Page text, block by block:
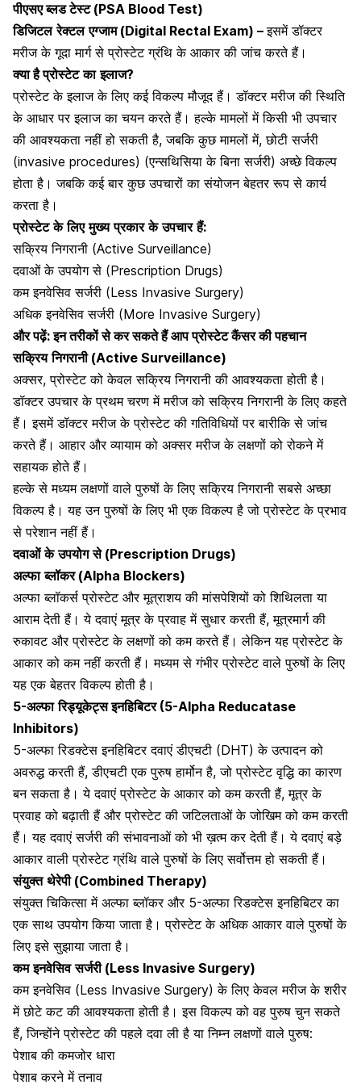
पीएसए ब्लड टेस्ट (PSA Blood Test)
डिजिटल रेक्टल एग्जाम(Digital Rectal Exam) –इसमें डॉक्टर
मरीज के गूदा मार्ग से प्रोस्टेट ग्रंथि के आकार की जांच करते हैं।
क्या है प्रोस्टेट का इलाज?
प्रोस्टेट के इलाज के लिए कई विकल्प मौजूद हैं। डॉक्टर मरीज की स्थिति
के आधार पर इलाज का चयन करते हैं। हल्के मामलों में किसी भी उपचार
की आवश्यकता नहीं हो सकती है,जबकि कुछ मामलों में,छोटी सर्जरी
(invasive procedures) (एन्सथिसिया के बिना सर्जरी) अच्छे विकल्प
होता है। जबकि कई बार कुछ उपचारों का संयोजन बेहतर रूप से कार्य
करता है।
प्रोस्टेट के लिए मुख्य प्रकार के उपचार हैं:
सक्रिय निगरानी (Active Surveillance)
दवाओं के उपयोग से (Prescription Drugs)
कम इनवेसिव सर्जरी (Less Invasive Surgery)
अधिक इनवेसिव सर्जरी (More Invasive Surgery)
और पढ़ें:इन तरीकों से कर सकते हैं आप प्रोस्टेट कैंसर की पहचान
सक्रिय निगरानी(Active Surveillance)
अक्सर,प्रोस्टेट को केवल सक्रिय निगरानी की आवश्यकता होती है।
डॉक्टर उपचार के प्रथम चरण में मरीज को सक्रिय निगरानी के लिए कहते
हैं। इसमें डॉक्टर मरीज के प्रोस्टेट की गतिविधियों पर बारीकि से जांच
करते हैं। आहार और व्यायामको अक्सर मरीज के लक्षणों को रोकने में
सहायक होते हैं।
हल्के से मध्यम लक्षणों वाले पुरुषों के लिए सक्रिय निगरानी सबसे अच्छा
विकल्प है। यह उन पुरुषों के लिए भी एक विकल्प है जो प्रोस्टेट के प्रभाव
से परेशान नहीं हैं।
दवाओं के उपयोग से(Prescription Drugs)
अल्फा ब्लॉकर(Alpha Blockers)
अल्फा ब्लॉकर्स प्रोस्टेट और मूत्राशय की मांसपेशियों को शिथिलता या
आराम देती हैं। ये दवाएं मूत्र के प्रवाह में सुधार करती हैं,मूत्रमार्ग की
रुकावट और प्रोस्टेट के लक्षणों को कम करते हैं। लेकिन यह प्रोस्टेट के
आकारको कम नहीं करती हैं। मध्यम से गंभीर प्रोस्टेट वाले पुरुषों के लिए
यह एक बेहतर विकल्प होती है।
5-अल्फा रिड्यूकेट्सइनहिबिटर(5-Alpha Reducatase
Inhibitors)
5-अल्फा रिडक्टेस इनहिबिटर दवाएं डीएचटी (DHT)के उत्पादन को
अवरुद्ध करती हैं,डीएचटी एक पुरुष हार्मोनहै, जो प्रोस्टेट वृद्धि का कारण
बन सकता है। ये दवाएं प्रोस्टेट के आकार को कम करती हैं,मूत्र के
प्रवाह को बढ़ाती हैं और प्रोस्टेट की जटिलताओं के जोखिम को कम करती
हैं। यह दवाएं सर्जरी की संभावनाओं को भी ख़त्म कर देती हैं।ये दवाएं बड़े
आकार वाली प्रोस्टेट ग्रंथि वाले पुरुषों के लिए सर्वोत्तम हो सकती हैं।
संयुक्त थेरेपी(Combined Therapy)
संयुक्त चिकित्सा में अल्फा ब्लॉकर और5-अल्फा रिडक्टेस इनहिबिटर का
एक साथ उपयोग किया जाता है। प्रोस्टेट के अधिक आकार वाले पुरुषों के
लिए इसे सुझाया जाता है।
कम इनवेसिव सर्जरी(Less Invasive Surgery)
कम इनवेसिव (Less Invasive Surgery)के लिए केवल मरीज के शरीर
में छोटे कट की आवश्यकता होती है। इस विकल्प को वह पुरुष चुन सकते
हैं,जिन्होंने प्रोस्टेट की पहले दवा ली है या निम्न लक्षणों वाले पुरुष:
पेशाब की कमजोर धारा
पेशाब करने में तनाव